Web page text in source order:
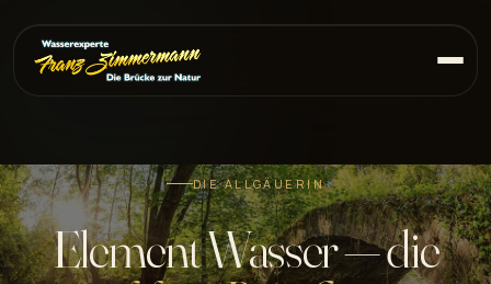
DIE ALLGÄUERIN
Element Wasser — die